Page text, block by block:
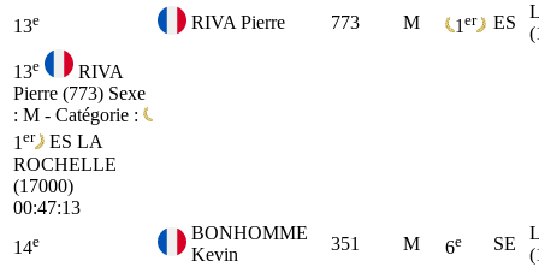
13e RIVA Pierre 773 M 1 er ES
13e
RIVA
Pierre (773) Sexe
: M - Catégorie :
1 er ES LA
ROCHELLE
(17000)
00:47:13
14e
BONHOMME
Kevin
351 M 6e SE